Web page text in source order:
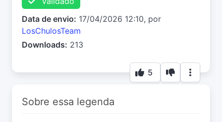
Data de envio: 17/04/2026 12:10, por
LosChulosTeam
Downloads: 213
5
Sobre essa legenda